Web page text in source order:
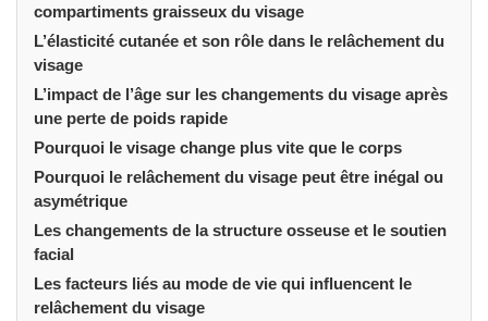
compartiments graisseux du visage
L’élasticité cutanée et son rôle dans le relâchement du
visage
L’impact de l’âge sur les changements du visage après
une perte de poids rapide
Pourquoi le visage change plus vite que le corps
Pourquoi le relâchement du visage peut être inégal ou
asymétrique
Les changements de la structure osseuse et le soutien
facial
Les facteurs liés au mode de vie qui influencent le
relâchement du visage